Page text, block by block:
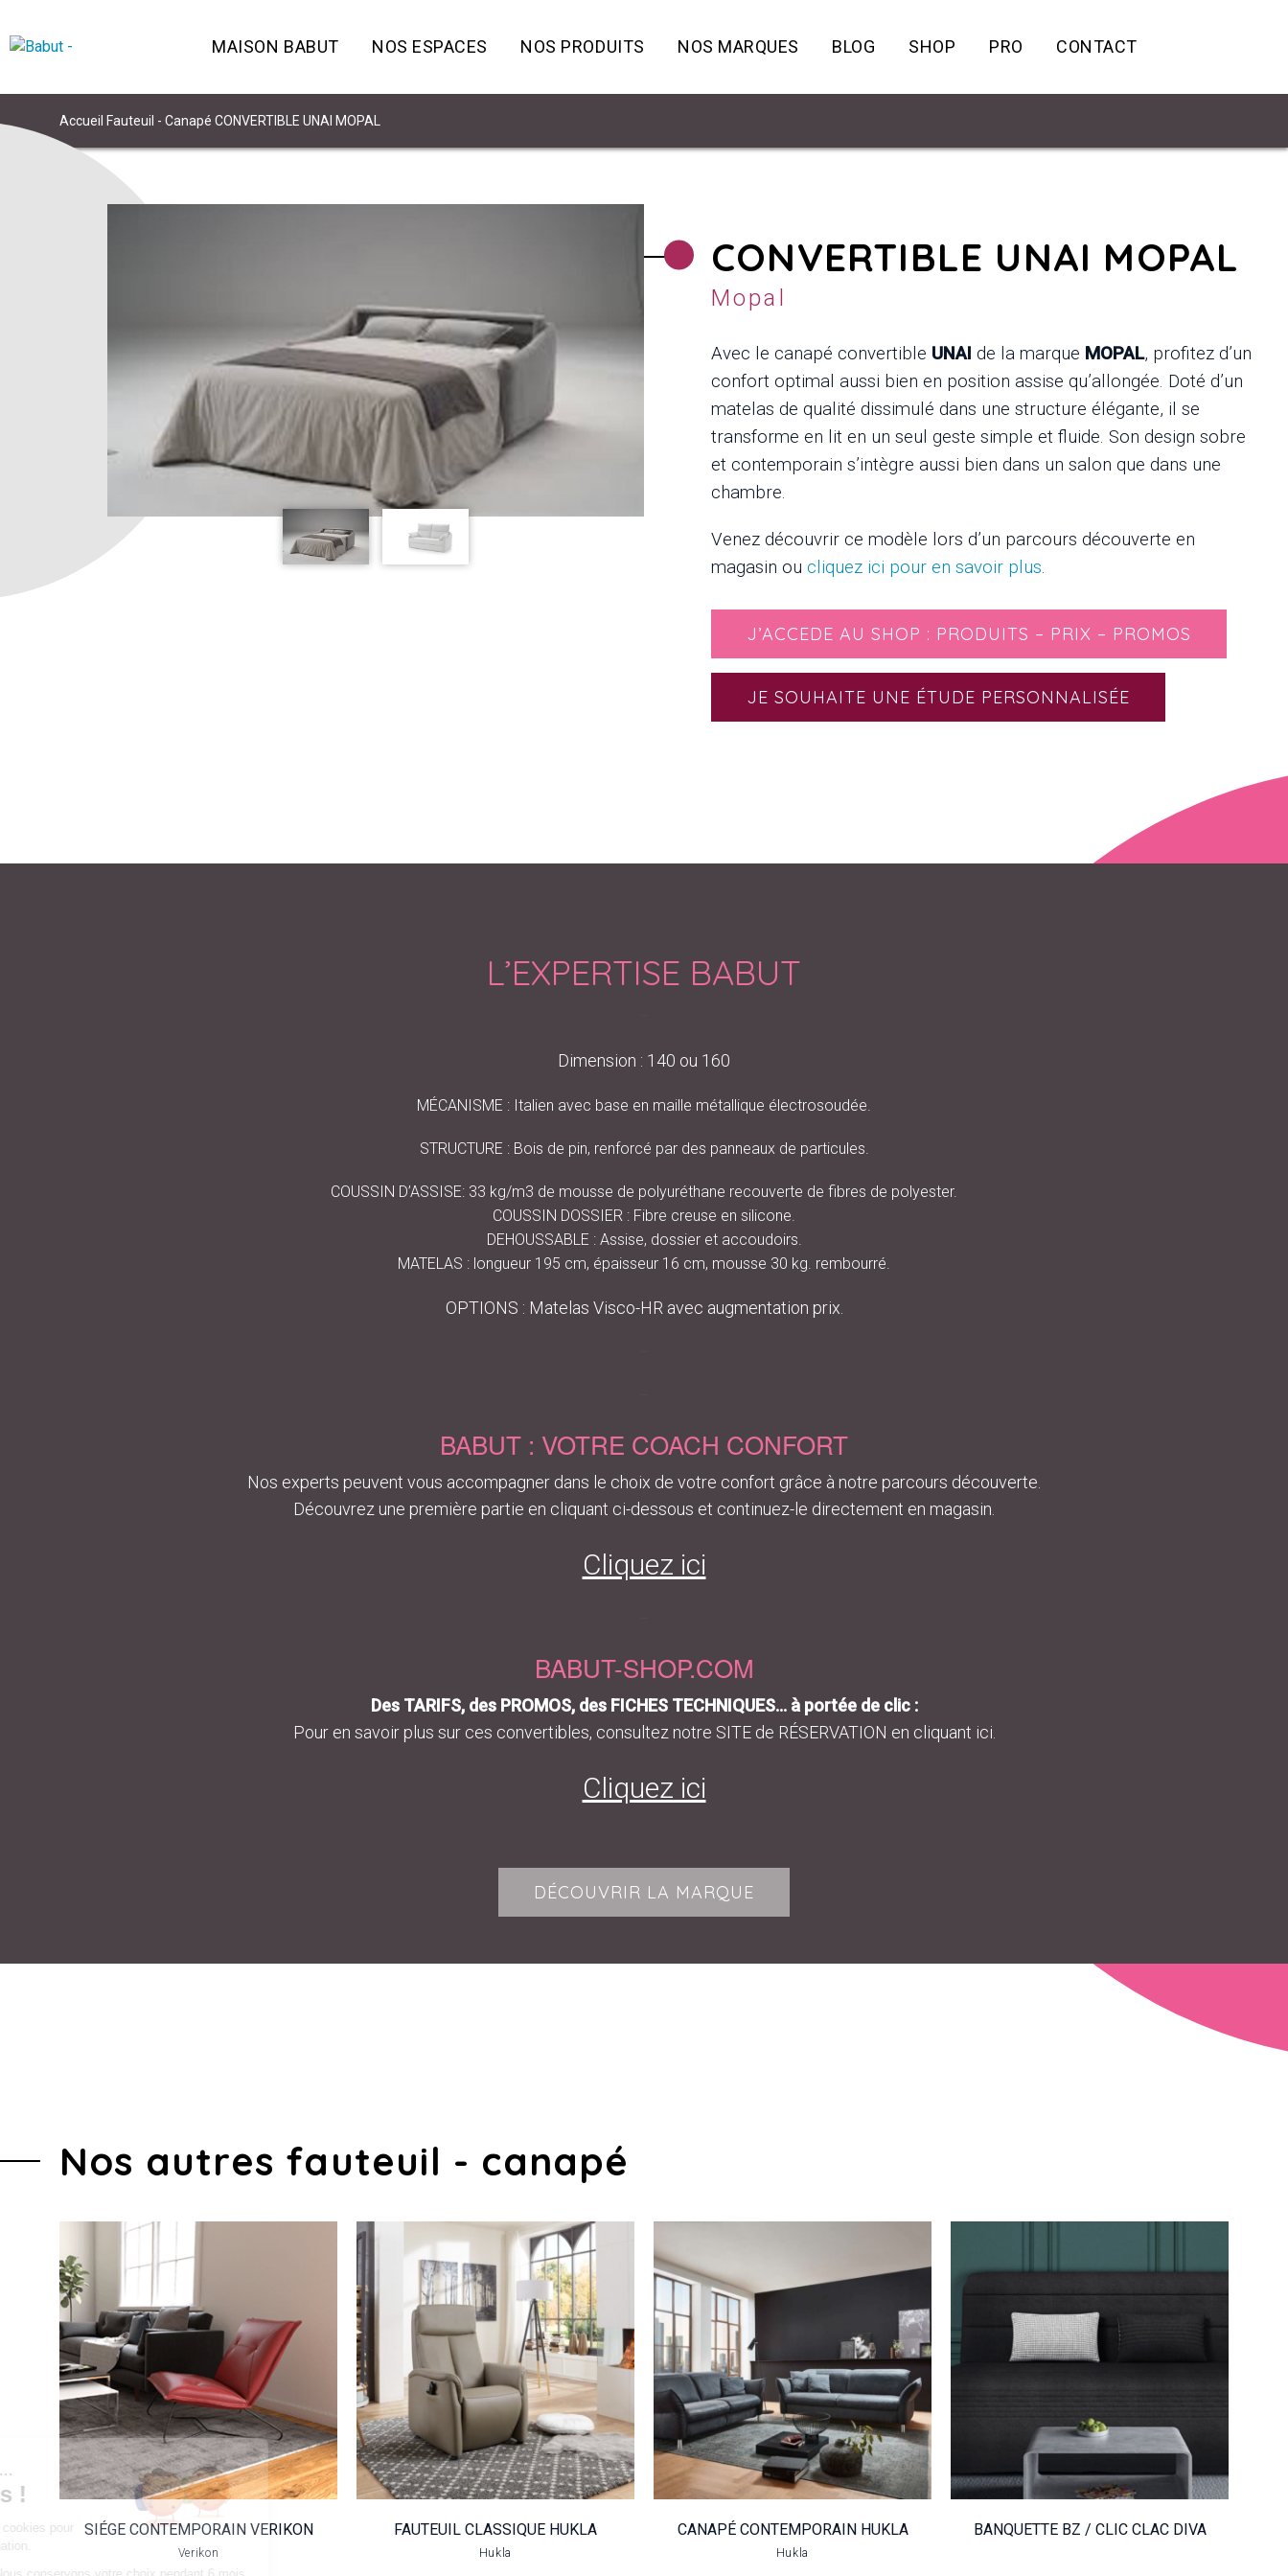
MAISON BABUT NOS ESPACES NOS PRODUITS NOS MARQUES BLOG SHOP PRO CONTACT
Accueil Fauteuil - Canapé CONVERTIBLE UNAI MOPAL
CONVERTIBLE UNAI MOPAL
Mopal
Avec le canapé convertible UNAI de la marque MOPAL, profitez d’un
confort optimal aussi bien en position assise qu’allongée. Doté d’un
matelas de qualité dissimulé dans une structure élégante, il se
transforme en lit en un seul geste simple et fluide. Son design sobre
et contemporain s’intègre aussi bien dans un salon que dans une
chambre.
Venez découvrir ce modèle lors d’un parcours découverte en
magasin ou cliquez ici pour en savoir plus.
J’ACCEDE AU SHOP : PRODUITS – PRIX – PROMOS
JE SOUHAITE UNE ÉTUDE PERSONNALISÉE
L’EXPERTISE BABUT
Dimension : 140 ou 160
MÉCANISME : Italien avec base en maille métallique électrosoudée.
STRUCTURE : Bois de pin, renforcé par des panneaux de particules.
COUSSIN D’ASSISE: 33 kg/m3 de mousse de polyuréthane recouverte de fibres de polyester.
COUSSIN DOSSIER : Fibre creuse en silicone.
DEHOUSSABLE : Assise, dossier et accoudoirs.
MATELAS : longueur 195 cm, épaisseur 16 cm, mousse 30 kg. rembourré.
OPTIONS : Matelas Visco-HR avec augmentation prix.
BABUT : VOTRE COACH CONFORT
Nos experts peuvent vous accompagner dans le choix de votre confort grâce à notre parcours découverte.
Découvrez une première partie en cliquant ci-dessous et continuez-le directement en magasin.
Cliquez ici
BABUT-SHOP.COM
Des TARIFS, des PROMOS, des FICHES TECHNIQUES… à portée de clic :
Pour en savoir plus sur ces convertibles, consultez notre SITE de RÉSERVATION en cliquant ici.
Cliquez ici
DÉCOUVRIR LA MARQUE
Nos autres fauteuil - canapé
SIÉGE
CONTEMPORAIN
VERIKON
VOIR LE PRODUIT
SIÉGE CONTEMPORAIN VERIKON
Verikon
FAUTEUIL
CLASSIQUE
HUKLA
VOIR LE PRODUIT
FAUTEUIL CLASSIQUE HUKLA
Hukla
CANAPÉ
CONTEMPORAIN
HUKLA
VOIR LE PRODUIT
CANAPÉ CONTEMPORAIN HUKLA
Hukla
BANQUETTE BZ /
CLIC CLAC DIVA
BANQUETTE BZ / CLIC CLAC DIVA
Salut c'est nous...
les Cookies !
Notre site utilise des cookies pour
améliorer votre navigation.
CONSERVATION : Nous conservons votre choix pendant 6 mois.